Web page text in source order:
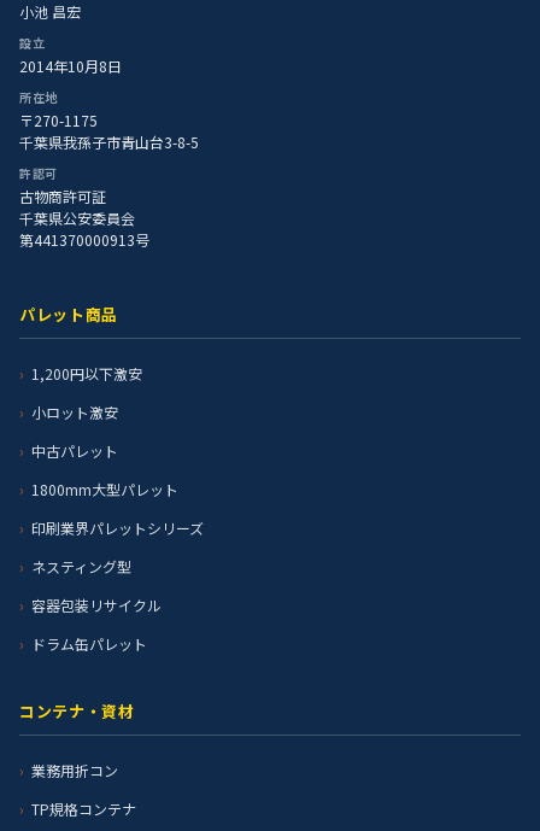
小池 昌宏
設立
2014年10月8日
所在地
〒270-1175
千葉県我孫子市青山台3-8-5
許認可
古物商許可証
千葉県公安委員会
第441370000913号
パレット商品
1,200円以下激安
小ロット激安
中古パレット
1800mm大型パレット
印刷業界パレットシリーズ
ネスティング型
容器包装リサイクル
ドラム缶パレット
コンテナ・資材
業務用折コン
TP規格コンテナ